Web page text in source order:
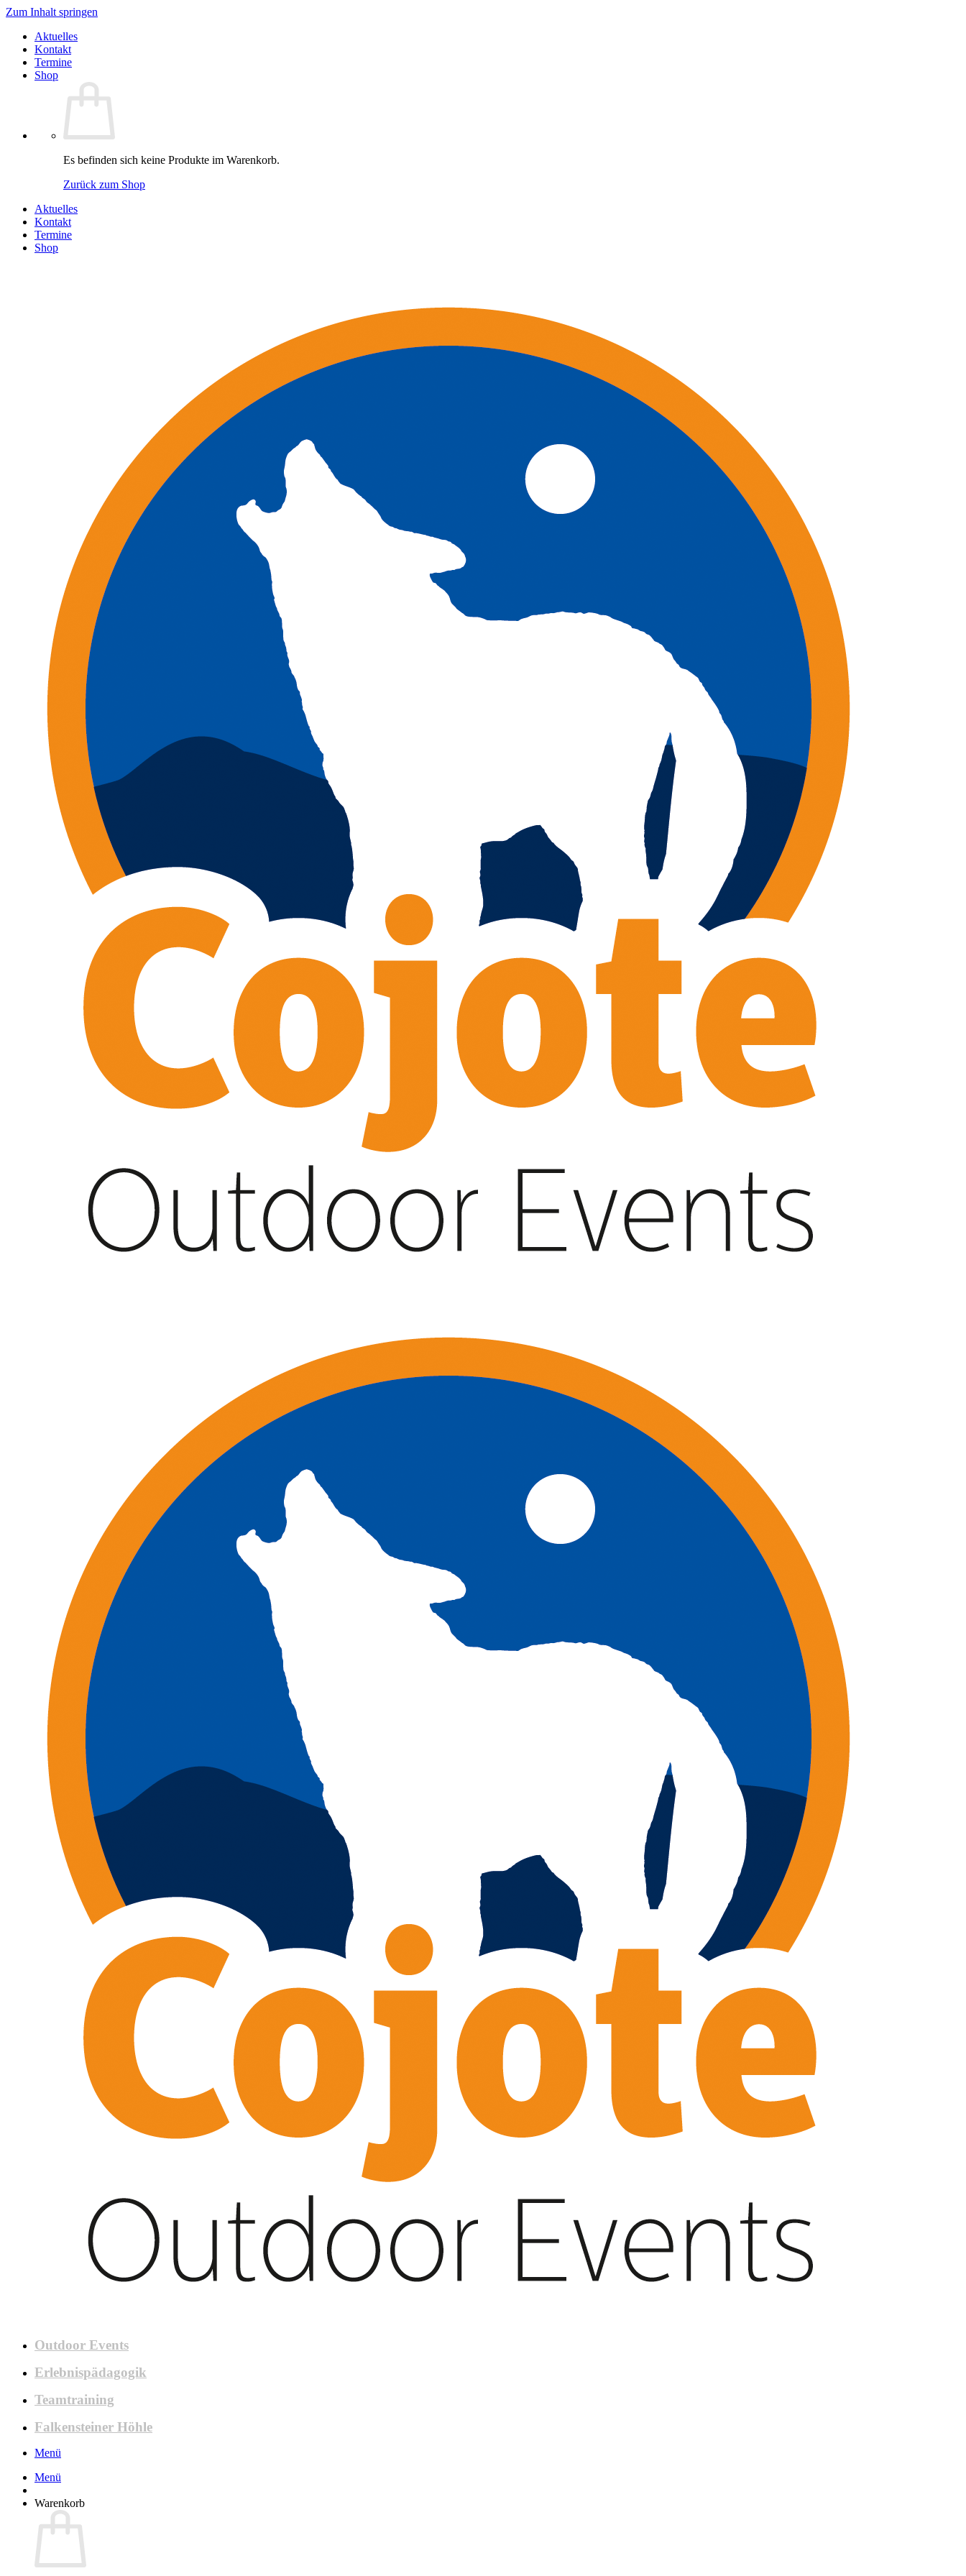
Zum Inhalt springen
Aktuelles
Kontakt
Termine
Shop
Es befinden sich keine Produkte im Warenkorb.
Zurück zum Shop
Aktuelles
Kontakt
Termine
Shop
Outdoor Events
Erlebnispädagogik
Teamtraining
Falkensteiner Höhle
Menü
Menü
Warenkorb